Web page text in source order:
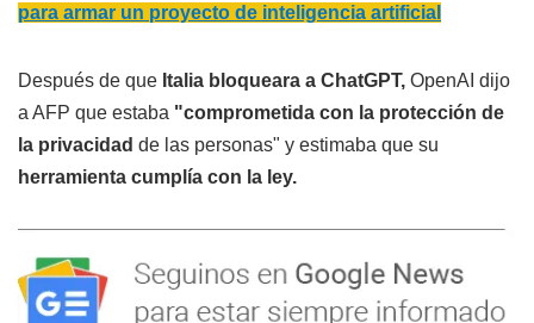
para armar un proyecto de inteligencia artificial
Después de que Italia bloqueara a ChatGPT, OpenAI dijo
a AFP que estaba "comprometida con la protección de
la privacidad de las personas" y estimaba que su
herramienta cumplía con la ley.